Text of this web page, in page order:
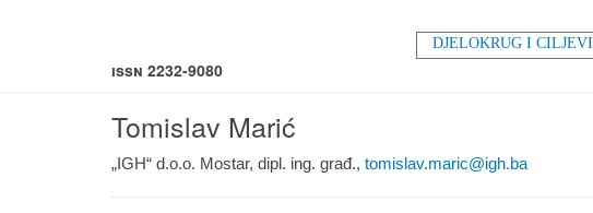
DJELOKRUG I CILJEVI
ISSN 2232-9080
Tomislav Marić
„IGH“ d.o.o. Mostar, dipl. ing. građ., tomislav.maric@igh.ba